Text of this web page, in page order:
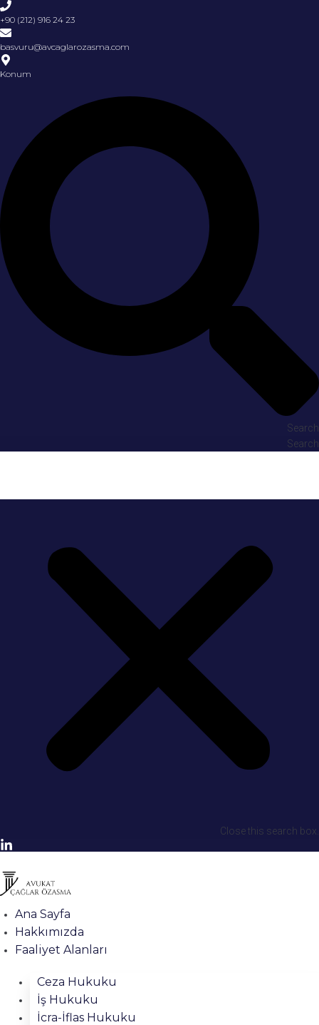
+90 (212) 916 24 23
basvuru@avcaglarozasma.com
Konum
Search
Search
Close this search box.
Ana Sayfa
Hakkımızda
Faaliyet Alanları
Ceza Hukuku
İş Hukuku
İcra-İflas Hukuku